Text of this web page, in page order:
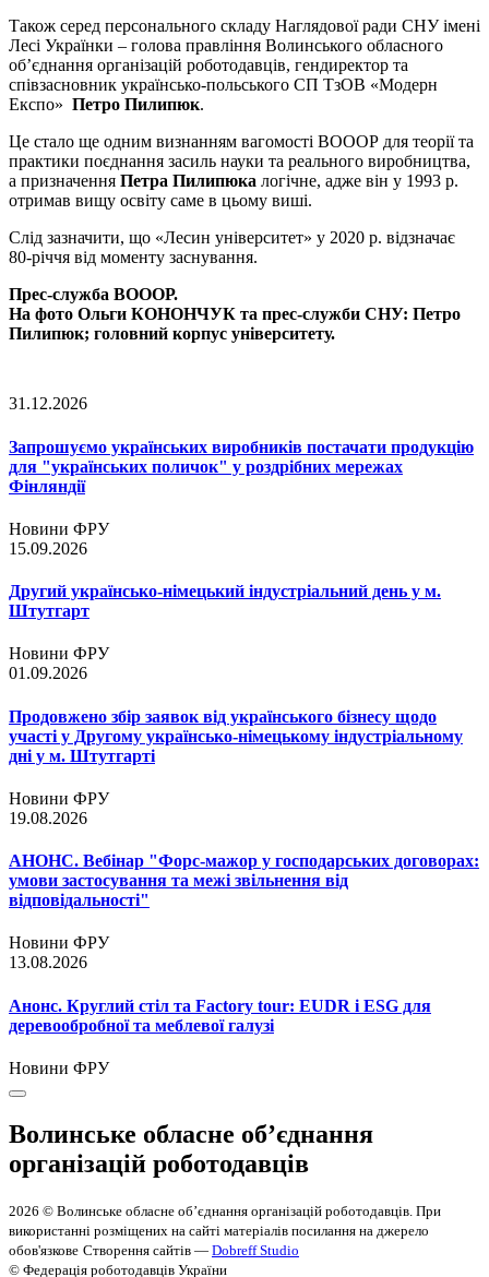
Також серед персонального складу Наглядової ради СНУ імені
Лесі Українки – голова правління Волинського обласного
об’єднання організацій роботодавців, гендиректор та
співзасновник українсько-польського СП ТзОВ «Модерн
Експо» Петро Пилипюк.
Це стало ще одним визнанням вагомості ВОООР для теорії та
практики поєднання засиль науки та реального виробництва,
а призначення Петра Пилипюка логічне, адже він у 1993 р.
отримав вищу освіту саме в цьому виші.
Слід зазначити, що «Лесин університет» у 2020 р. відзначає
80-річчя від моменту заснування.
Прес-служба ВОООР.
На фото Ольги КОНОНЧУК та прес-служби СНУ: Петро
Пилипюк; головний корпус університету.
31.12.2026
Запрошуємо українських виробників постачати продукцію
для "українських поличок" у роздрібних мережах
Фінляндії
Новини ФРУ
15.09.2026
Другий українсько-німецький індустріальний день у м.
Штутгарт
Новини ФРУ
01.09.2026
Продовжено збір заявок від українського бізнесу щодо
участі у Другому українсько-німецькому індустріальному
дні у м. Штутгарті
Новини ФРУ
19.08.2026
АНОНС. Вебінар "Форс-мажор у господарських договорах:
умови застосування та межі звільнення від
відповідальності"
Новини ФРУ
13.08.2026
Анонс. Круглий стіл та Factory tour: EUDR і ESG для
деревообробної та меблевої галузі
Новини ФРУ
Волинське обласне об’єднання
організацій роботодавців
2026 © Волинське обласне об’єднання організацій роботодавців. При
використанні розміщених на сайті матеріалів посилання на джерело
обов'язкове Створення сайтів — Dobreff Studio
© Федерація роботодавців України